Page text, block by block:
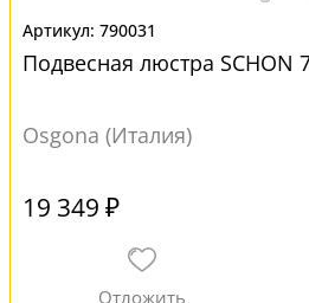
790031
Подвесная люстра SCHON
Osgona (Италия)
19 349 ₽